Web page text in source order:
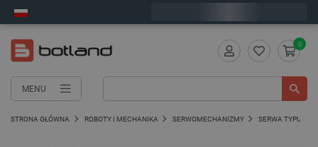
MENU
0
STRONA GŁÓWNA ROBOTY I MECHANIKA SERWOMECHANIZMY SERWA TYPU